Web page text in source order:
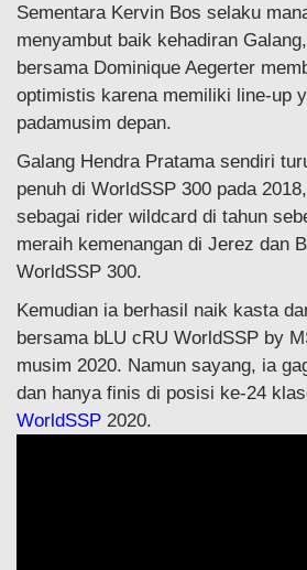
Sementara Kervin Bos selaku
menyambut baik kehadiran
bersama Dominique Aegerter
optimistis karena memiliki line-up
padamusim depan.
Galang Hendra Pratama sendiri
penuh di WorldSSP 300 pada
sebagai rider wildcard di tahun
meraih kemenangan di Jerez dan
WorldSSP 300.
Kemudian ia berhasil naik kasta
bersama bLU cRU WorldSSP by
musim 2020. Namun sayang, ia
dan hanya finis di posisi ke-24
WorldSSP 2020.